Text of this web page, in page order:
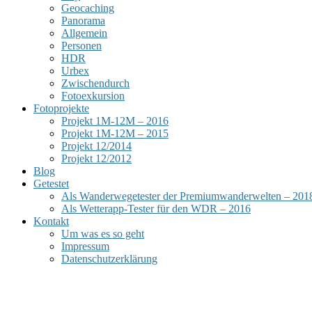
Geocaching
Panorama
Allgemein
Personen
HDR
Urbex
Zwischendurch
Fotoexkursion
Fotoprojekte
Projekt 1M-12M – 2016
Projekt 1M-12M – 2015
Projekt 12/2014
Projekt 12/2012
Blog
Getestet
Als Wanderwegetester der Premiumwanderwelten –
Als Wetterapp-Tester für den WDR – 2016
Kontakt
Um was es so geht
Impressum
Datenschutzerklärung